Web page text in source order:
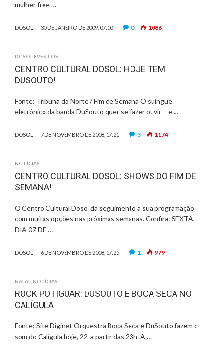
mulher free …
DOSOL 30 DE JANEIRO DE 2009, 07:10 0 1086
DOSOL EVENTOS
CENTRO CULTURAL DOSOL: HOJE TEM
DUSOUTO!
Fonte: Tribuna do Norte / Fim de Semana O suingue
eletrônico da banda DuSouto quer se fazer ouvir – e …
DOSOL 7 DE NOVEMBRO DE 2008, 07:21 3 1174
NOTÍCIAS
CENTRO CULTURAL DOSOL: SHOWS DO FIM DE
SEMANA!
O Centro Cultural Dosol dá seguimento a sua programação
com muitas opções nas próximas semanas. Confira: SEXTA,
DIA 07 DE …
DOSOL 6 DE NOVEMBRO DE 2008, 07:25 1 979
NATAL NOTÍCIAS
ROCK POTIGUAR: DUSOUTO E BOCA SECA NO
CALÍGULA
Fonte: Site Diginet Orquestra Boca Seca e DuSouto fazem o
som do Calígula hoje, 22, a partir das 23h. A …